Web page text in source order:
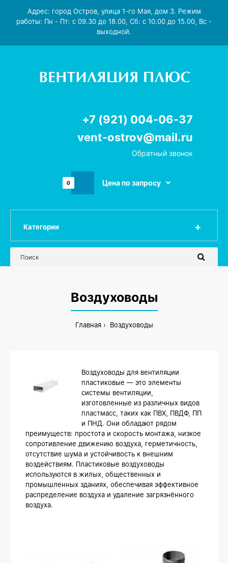
Адрес: город Остров, улица 1-го Мая, дом 3. Режим
работы: Пн - Пт: с 09.30 до 18.00, Сб: с 10.00 до 15.00, Вс -
выходной.
+7 (921) 004-06-37
vent-ostrov@mail.ru
Обратный звонок
0 Цена по запросу
Категории
Воздуховоды
Главная Воздуховоды
Воздуховоды для вентиляции
пластиковые — это элементы
системы вентиляции,
изготовленные из различных видов
пластмасс, таких как ПВХ, ПВДФ, ПП
и ПНД. Они обладают рядом
преимуществ: простота и скорость монтажа, низкое
сопротивление движению воздуха, герметичность,
отсутствие шума и устойчивость к внешним
воздействиям. Пластиковые воздуховоды
используются в жилых, общественных и
промышленных зданиях, обеспечивая эффективное
распределение воздуха и удаление загрязнённого
воздуха.